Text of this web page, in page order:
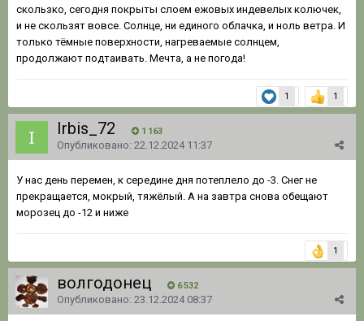
скользко, сегодня покрыты слоем ежовых индевелых колючек,
и не скользят вовсе. Солнце, ни единого облачка, и ноль ветра. И
только тёмные поверхности, нагреваемые солнцем,
продолжают подтаивать. Мечта, а не погода!
1 1
Irbis_72 1 163
Опубликовано: 22.12.2024 11:37
У нас день перемен, к середине дня потеплело до -3. Снег не
прекращается, мокрый, тяжёлый. А на завтра снова обещают
морозец до -12 и ниже
1
волгодонец 6 532
Опубликовано: 23.12.2024 08:37